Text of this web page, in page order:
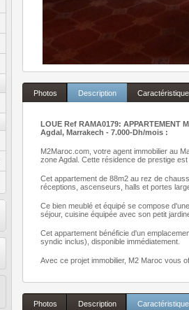
Photos Description
LOUE Ref RAMA0179: APPARTEMENT
Agdal, Marrakech - 7.000-Dh/mois :
M2Maroc.com, votre agent immobilier au
zone Agdal. Cette résidence de prestige
Cet appartement de 88m2 au rez de
réceptions, ascenseurs, halls et portes
Ce bien meublé et équipé se compose
séjour, cuisine équipée avec son petit
Cet appartement bénéficie d'un
syndic inclus), disponible immédiatement.
Avec ce projet immobilier, M2 Maroc vous
Photos Description